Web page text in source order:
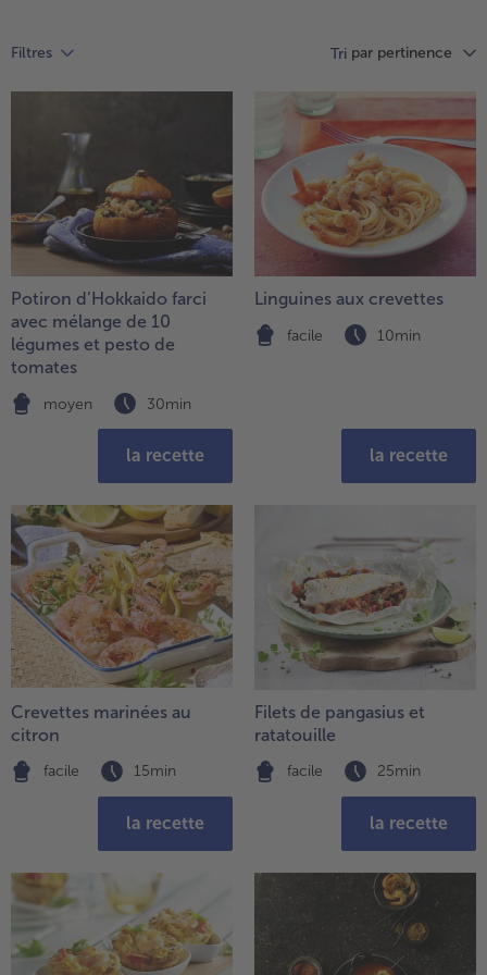
articles
liste.
Filtres Tri par pertinence
Potiron d’Hokkaido farci
avec mélange de 10
légumes et pesto de
tomates
moyen 30min
la recette
Linguines aux crevettes
facile 10min
la recette
Crevettes marinées au
citron
facile 15min
la recette
Filets de pangasius et
ratatouille
facile 25min
la recette